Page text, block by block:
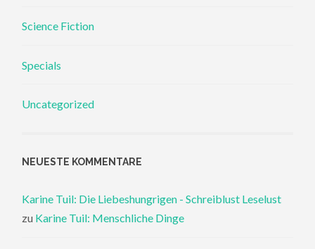
Science Fiction
Specials
Uncategorized
NEUESTE KOMMENTARE
Karine Tuil: Die Liebeshungrigen - Schreiblust Leselust
zu Karine Tuil: Menschliche Dinge